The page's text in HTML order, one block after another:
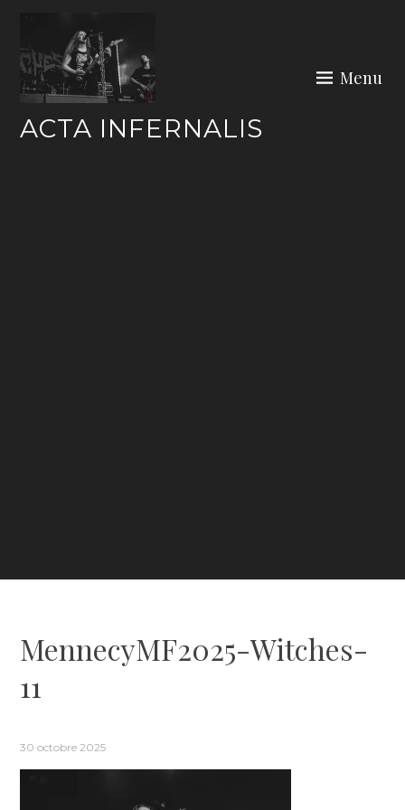
content
ACTA INFERNALIS
Menu
MennecyMF2025-Witches-
11
30 octobre 2025